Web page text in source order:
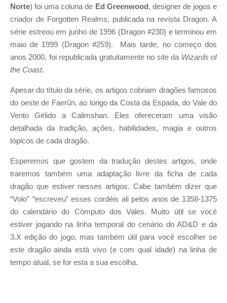
Norte) foi uma coluna de Ed Greenwood, designer de jogos e
criador de Forgotten Realms, publicada na revista Dragon. A
série estreou em junho de 1996 (Dragon #230) e terminou em
maio de 1999 (Dragon #259).
Mais tarde, no começo dos
anos 2000, foi republicada gratuitamente no site da Wizards of
the Coast.
Apesar do título da série, os artigos cobriam dragões famosos
do oeste de Faerûn, ao longo da Costa da Espada, do Vale do
Vento Gélido a Calimshan. Eles ofereceram uma visão
detalhada da tradição, ações, habilidades, magia e outros
tópicos de cada dragão.
Esperemos que gostem da tradução destes artigos, onde
traremos também uma adaptação livre da ficha de cada
dragão que estiver nesses artigos. Cabe também dizer que
“Volo” “escreveu” esses cordéis ali pelos anos de 1358-1375
do calendário do Cômputo dos Vales. Muito útil se você
estiver jogando na linha temporal do cenário do AD&D e da
3.X edição do jogo, mas também útil para você escolher se
este dragão ainda está vivo (e com qual idade) na linha de
tempo atual, se for esta a sua escolha.